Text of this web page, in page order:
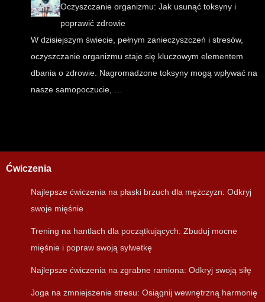
Oczyszczanie organizmu: Jak usunąć toksyny i
poprawić zdrowie
W dzisiejszym świecie, pełnym zanieczyszczeń i stresów,
oczyszczanie organizmu staje się kluczowym elementem
dbania o zdrowie. Nagromadzone toksyny mogą wpływać na
nasze samopoczucie, …
Ćwiczenia
Najlepsze ćwiczenia na płaski brzuch dla mężczyzn: Odkryj
swoje mięśnie
Trening na hantlach dla początkujących: Zbuduj mocne
mięśnie i popraw swoją sylwetkę
Najlepsze ćwiczenia na zgrabne ramiona: Odkryj swoją siłę
Joga na zmniejszenie stresu: Osiągnij wewnętrzną harmonię